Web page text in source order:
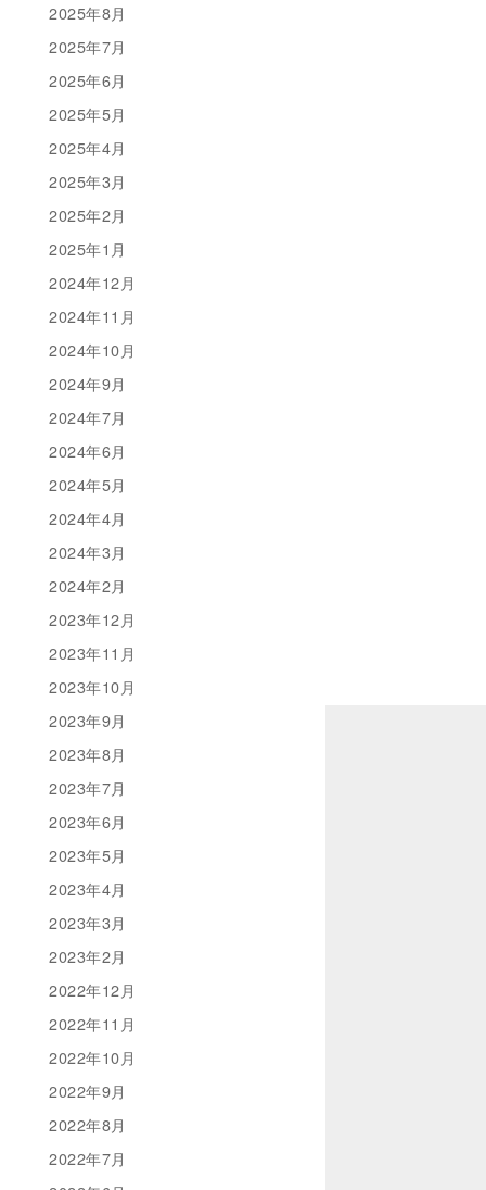
2025年8月
2025年7月
2025年6月
2025年5月
2025年4月
2025年3月
2025年2月
2025年1月
2024年12月
2024年11月
2024年10月
2024年9月
2024年7月
2024年6月
2024年5月
2024年4月
2024年3月
2024年2月
2023年12月
2023年11月
2023年10月
2023年9月
2023年8月
2023年7月
2023年6月
2023年5月
2023年4月
2023年3月
2023年2月
2022年12月
2022年11月
2022年10月
2022年9月
2022年8月
2022年7月